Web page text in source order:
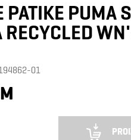
PATIKE PUMA
01